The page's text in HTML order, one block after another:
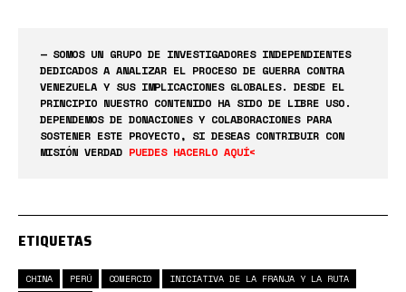
— SOMOS UN GRUPO DE INVESTIGADORES INDEPENDIENTES
DEDICADOS A ANALIZAR EL PROCESO DE GUERRA CONTRA
VENEZUELA Y SUS IMPLICACIONES GLOBALES. DESDE EL
PRINCIPIO NUESTRO CONTENIDO HA SIDO DE LIBRE USO.
DEPENDEMOS DE DONACIONES Y COLABORACIONES PARA
SOSTENER ESTE PROYECTO, SI DESEAS CONTRIBUIR CON
MISIÓN VERDAD PUEDES HACERLO AQUÍ<
ETIQUETAS
CHINA PERÚ COMERCIO
INICIATIVA DE LA FRANJA Y LA RUTA